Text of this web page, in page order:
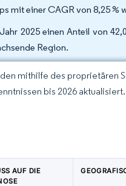
mit einer CAGR von 8,25 %
2025 einen Anteil von
Region.
mithilfe des proprietären
bis 2026 aktualisiert.
AUF DIE